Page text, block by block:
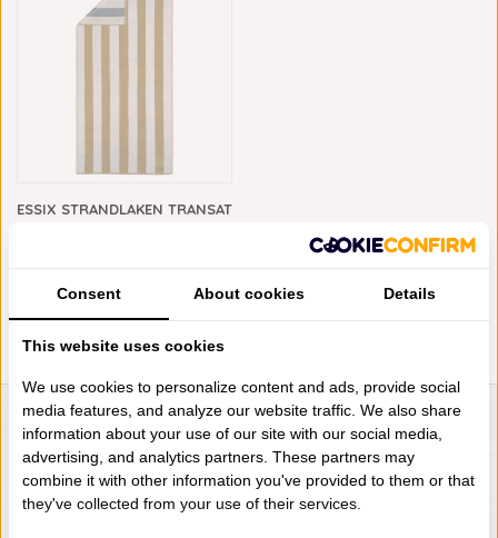
ESSIX STRANDLAKEN TRANSAT
LIENSLINNENWINKEL.NL
VRAGEN? BEL DAN
+31 (0) 575 511817
Consent About cookies Details
This website uses cookies
We use cookies to personalize content and ads, provide social
media features, and analyze our website traffic. We also share
information about your use of our site with our social media,
advertising, and analytics partners. These partners may
combine it with other information you've provided to them or that
they've collected from your use of their services.